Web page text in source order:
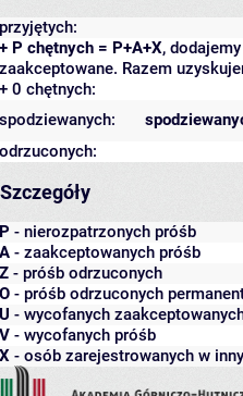
przyjętych:
+ P chętnych = P+A+X,
zaakceptowane. Razem
+ 0 chętnych:
spodziewanych:
odrzuconych:
Szczegóły
P - nierozpatrzonych próśb
A - zaakceptowanych próśb
Z - próśb odrzuconych
O - próśb odrzuconych
U - wycofanych
V - wycofanych próśb
X - osób zarejestrowanych w